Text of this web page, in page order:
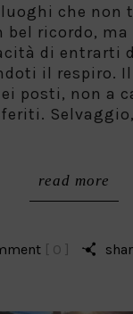
luoghi che non
bel ricordo, ma
di entrarti
il respiro. Il
posti, non a
read more
[ 0 ]